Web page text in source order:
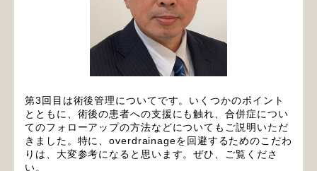
第3回目は術後管理についてです。いくつかのポイント
とともに、術後の患者への支援にも触れ、合併症につい
てのフォローアップの方法などについてもご説明いただ
きました。特に、overdrainageを回避するためのこだわ
りは、大変参考になると思います。ぜひ、ご覧くださ
い。